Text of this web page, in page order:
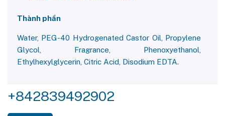
Thành phần
Water, PEG-40 Hydrogenated Castor Oil, Propylene
Glycol, Fragrance, Phenoxyethanol,
Ethylhexylglycerin, Citric Acid, Disodium EDTA.
+842839492902